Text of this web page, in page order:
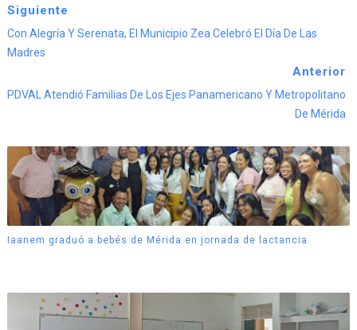
Siguiente
Con Alegría Y Serenata, El Municipio Zea Celebró El Día De Las
Madres
Anterior
PDVAL Atendió Familias De Los Ejes Panamericano Y Metropolitano
De Mérida
Iaanem graduó a bebés de Mérida en jornada de lactancia